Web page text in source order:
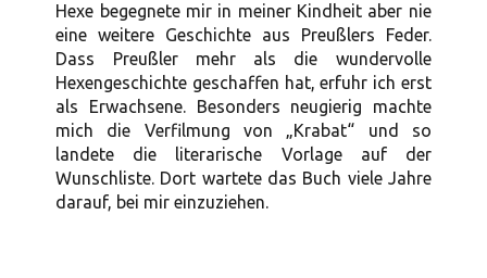
Hexe begegnete mir in meiner Kindheit aber nie
eine weitere Geschichte aus Preußlers Feder.
Dass Preußler mehr als die wundervolle
Hexengeschichte geschaffen hat, erfuhr ich erst
als Erwachsene. Besonders neugierig machte
mich die Verfilmung von „Krabat“ und so
landete die literarische Vorlage auf der
Wunschliste. Dort wartete das Buch viele Jahre
darauf, bei mir einzuziehen.